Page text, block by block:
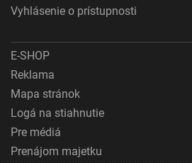
Vyhlásenie o prístupnosti
E-SHOP
Reklama
Mapa stránok
Logá na stiahnutie
Pre médiá
Prenájom majetku